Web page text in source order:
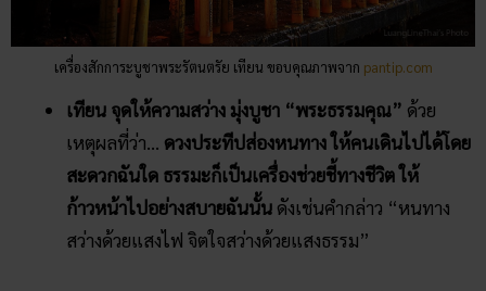
เครื่องสักการะบูชาพระรัตนตรัย เทียน ขอบคุณภาพจาก pantip.com
เทียน จุดให้ความสว่าง มุ่งบูชา “พระธรรมคุณ” ด้วย
เหตุผลที่ว่า… ดวงประทีปส่องหนทาง ให้คนเดินไปได้โดย
สะดวกฉันใด ธรรมะก็เป็นเครื่องช่วยชี้ทางชีวิต ให้
ก้าวหน้าไปอย่างสบายฉันนั้น ดังเช่นคำกล่าว “หนทาง
สว่างด้วยแสงไฟ จิตใจสว่างด้วยแสงธรรม”